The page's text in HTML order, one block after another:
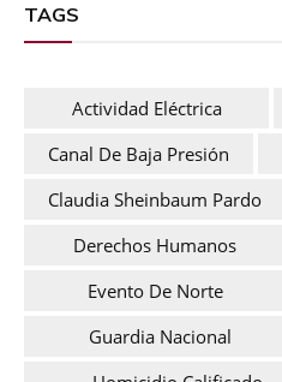
TAGS
Actividad Eléctrica
Canal De Baja Presión
Claudia Sheinbaum Pardo
Derechos Humanos
Evento De Norte
Guardia Nacional